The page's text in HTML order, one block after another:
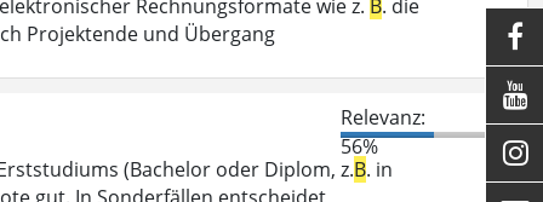
Rechnungsformate wie z. B. die
Projektende und Übergang
Relevanz:
56%
(Bachelor oder Diplom, z.B. in
gut. In Sonderfällen entscheidet


